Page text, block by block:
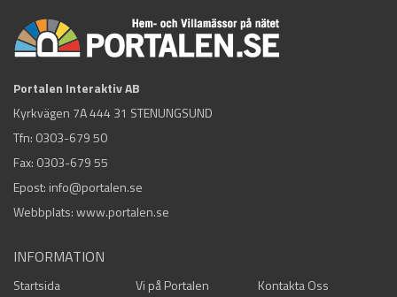
Portalen Interaktiv AB
Kyrkvägen 7A 444 31 STENUNGSUND
Tfn: 0303-679 50
Fax: 0303-679 55
Epost: info@portalen.se
Webbplats: www.portalen.se
INFORMATION
Startsida Vi på Portalen Kontakta Oss